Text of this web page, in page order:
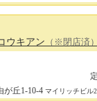
ウキアン （※閉店済）
定
が丘1-10-4 マイリッチビル